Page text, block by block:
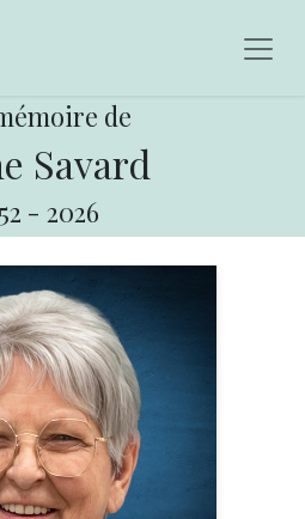
de
Savard
- 2026